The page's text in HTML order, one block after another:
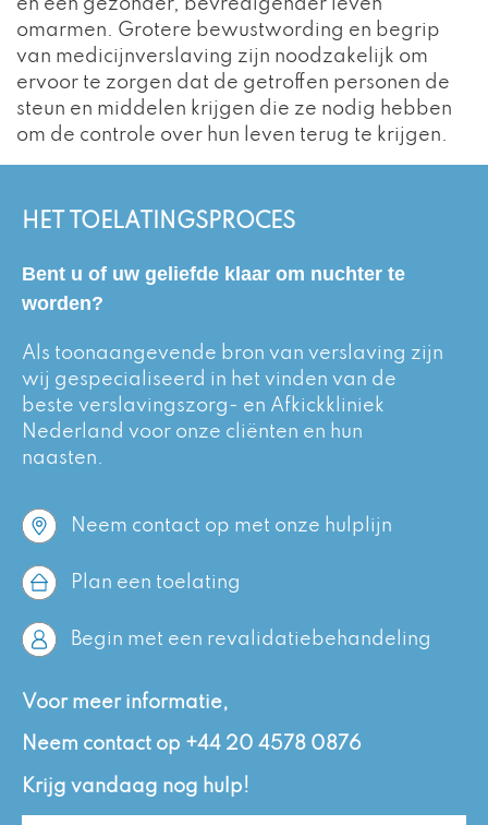
en een gezonder, bevredigender leven
omarmen. Grotere bewustwording en begrip
van medicijnverslaving zijn noodzakelijk om
ervoor te zorgen dat de getroffen personen de
steun en middelen krijgen die ze nodig hebben
om de controle over hun leven terug te krijgen.
HET TOELATINGSPROCES
Bent u of uw geliefde klaar om nuchter te
worden?
Als toonaangevende bron van verslaving zijn
wij gespecialiseerd in het vinden van de
beste verslavingszorg- en Afkickkliniek
Nederland voor onze cliënten en hun
naasten.
Neem contact op met onze hulplijn
Plan een toelating
Begin met een revalidatiebehandeling
Voor meer informatie,
Neem contact op +44 20 4578 0876
Krijg vandaag nog hulp!